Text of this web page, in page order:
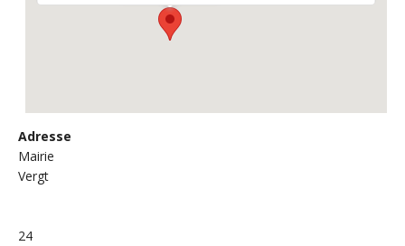
Adresse
Mairie
Vergt
24